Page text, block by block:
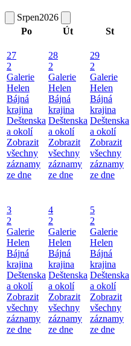
Srpen2026
Po
Út St
27
2
Galerie
Helen
Bájná
krajina
Deštenska
a okolí
Zobrazit
všechny
záznamy
ze dne
28
2
Galerie
Helen
Bájná
krajina
Deštenska
a okolí
Zobrazit
všechny
záznamy
ze dne
29
2
Galerie
Helen
Bájná
krajina
Deštenska
a okolí
Zobrazit
všechny
záznamy
ze dne
3
2
Galerie
Helen
Bájná
krajina
Deštenska
a okolí
Zobrazit
všechny
záznamy
ze dne
4
2
Galerie
Helen
Bájná
krajina
Deštenska
a okolí
Zobrazit
všechny
záznamy
ze dne
5
2
Galerie
Helen
Bájná
krajina
Deštenska
a okolí
Zobrazit
všechny
záznamy
ze dne